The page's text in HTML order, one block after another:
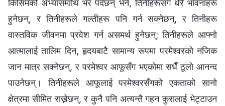
किसिमको अभ्यासमाथि भर पर्दछन् भने, तिनीहरूसँग धेरै भावनाहरू
हुनेछन्, र तिनीहरूले गल्तीहरू पनि गर्न सक्‍नेछन्, र तिनीहरू
वास्तविक जीवनमा प्रवेश गर्न असमर्थ हुनेछन्; तिनीहरूले आफ्नो
आत्मालाई तालिम दिन, हृदयबाटै सामान्य रूपमा परमेश्‍वरको नजिक
जान मात्र सक्‍नेछन्, र परमेश्‍वर आफूसँग भएकोमा सधैँ ठूलो आनन्द
पाउनेछन्। तिनीहरूले आफूलाई परमेश्‍वरसँगको एकताको सानो
क्षेत्रमा सीमित राख्नेछन्, र कुनै पनि अत्यन्तै गहन कुरालाई भेट्टाउन